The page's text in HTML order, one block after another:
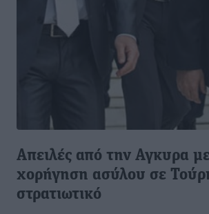
Απειλές από την Αγκυρα
χορήγηση ασύλου σε
στρατιωτικό